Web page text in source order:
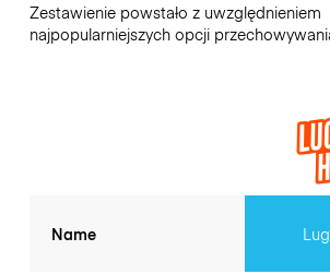
Zestawienie powstało z uwzględnieniem
najpopularniejszych opcji
Name